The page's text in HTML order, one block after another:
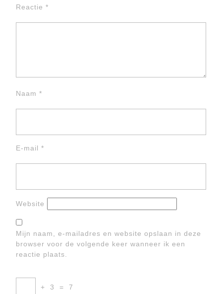
Reactie *
Naam *
E-mail *
Website
Mijn naam, e-mailadres en website opslaan in deze
browser voor de volgende keer wanneer ik een
reactie plaats.
+ 3 = 7